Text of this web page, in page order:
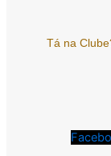
Tá na